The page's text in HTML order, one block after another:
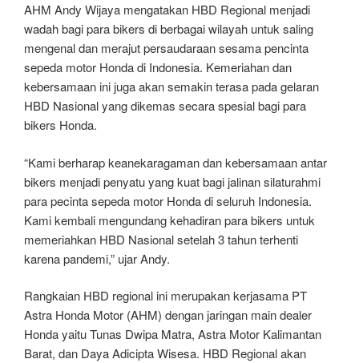
AHM Andy Wijaya mengatakan HBD Regional menjadi
wadah bagi para bikers di berbagai wilayah untuk saling
mengenal dan merajut persaudaraan sesama pencinta
sepeda motor Honda di Indonesia. Kemeriahan dan
kebersamaan ini juga akan semakin terasa pada gelaran
HBD Nasional yang dikemas secara spesial bagi para
bikers Honda.
“Kami berharap keanekaragaman dan kebersamaan antar
bikers menjadi penyatu yang kuat bagi jalinan silaturahmi
para pecinta sepeda motor Honda di seluruh Indonesia.
Kami kembali mengundang kehadiran para bikers untuk
memeriahkan HBD Nasional setelah 3 tahun terhenti
karena pandemi,” ujar Andy.
Rangkaian HBD regional ini merupakan kerjasama PT
Astra Honda Motor (AHM) dengan jaringan main dealer
Honda yaitu Tunas Dwipa Matra, Astra Motor Kalimantan
Barat, dan Daya Adicipta Wisesa. HBD Regional akan